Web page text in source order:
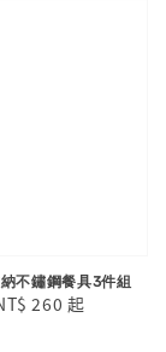
不鏽鋼餐具3件組
260 起